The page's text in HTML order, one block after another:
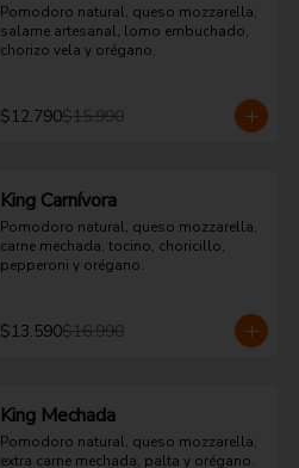
Pomodoro natural, queso mozzarella,
salame artesanal, lomo embuchado,
chorizo vela y orégano.
$12.790$15.990
King Carnívora
Pomodoro natural, queso mozzarella,
carne mechada, tocino, choricillo,
pepperoni y orégano.
$13.590$16.990
King Mechada
Pomodoro natural, queso mozzarella,
extra carne mechada, palta y orégano.